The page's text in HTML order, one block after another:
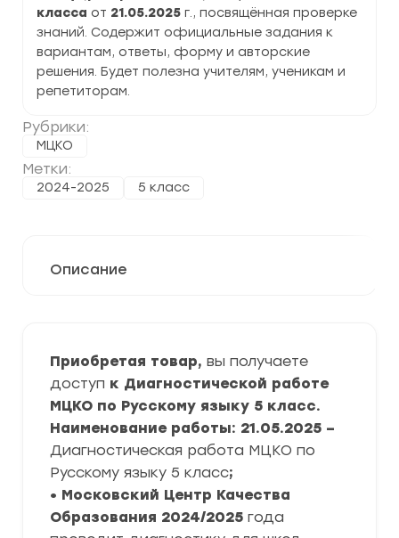
класса от 21.05.2025 г., посвящённая проверке
знаний. Содержит официальные задания к
вариантам, ответы, форму и авторские
решения. Будет полезна учителям, ученикам и
репетиторам.
Рубрики:
МЦКО
Метки:
2024-2025 5 класс
ответы
Описание
Приобретая товар, вы получаете
доступ к Диагностической работе
МЦКО по Русскому языку 5 класс.
Наименование работы: 21.05.2025 –
Диагностическая работа МЦКО по
Русскому языку 5 класс;
• Московский Центр Качества
Образования 2024/2025 года